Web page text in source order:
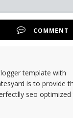
COMMENT
template with
is to provide
seo optimized